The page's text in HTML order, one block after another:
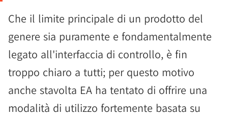
Che il limite principale di un prodotto del
genere sia puramente e fondamentalmente
legato all'interfaccia di controllo, è fin
troppo chiaro a tutti; per questo motivo
anche stavolta EA ha tentato di offrire una
modalità di utilizzo fortemente basata su